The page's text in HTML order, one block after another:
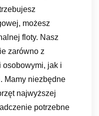
możesz
floty. Nasz
zarówno z
osobowymi, jak i
Mamy niezbędne
najwyższej
potrzebne